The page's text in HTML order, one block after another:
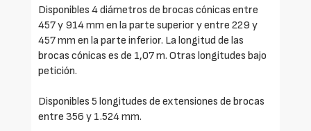
Disponibles 4 diámetros de brocas cónicas entre
457 y 914 mm en la parte superior y entre 229 y
457 mm en la parte inferior. La longitud de las
brocas cónicas es de 1,07 m. Otras longitudes bajo
petición.
Disponibles 5 longitudes de extensiones de brocas
entre 356 y 1.524 mm.